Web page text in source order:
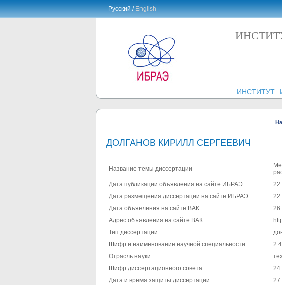
Русский /English
ИНСТИТУТ
ДОЛГАНОВ КИРИЛЛ СЕРГЕЕВИЧ
Название темы диссертации
Дата публикации объявления на сайте ИБРАЭ
Дата размещения диссертации на сайте ИБРАЭ
Дата объявления на сайте ВАК
Адрес объявления на сайте ВАК
Тип диссертации
Шифр и наименование научной специальности
Отрасль науки
Шифр диссертационного совета
Дата и время защиты диссертации